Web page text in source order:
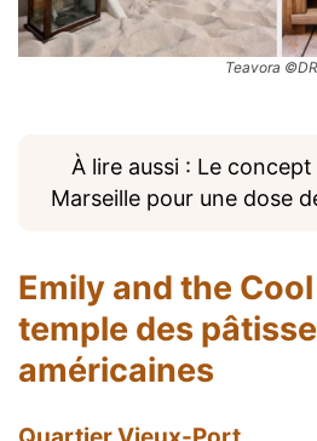
Teavora ©DR
À lire aussi : Le
Marseille pour une dose
Emily and the
temple des
américaines